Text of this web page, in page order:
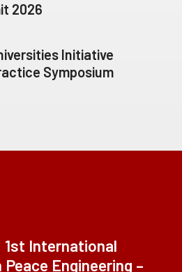
2026
Initiative
Symposium
1st International
Engineering –